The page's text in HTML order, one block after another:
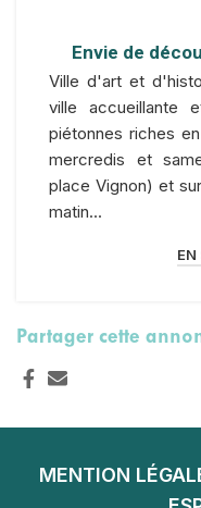
Envie de
Ville d'art et
ville accueillante
piétonnes riches
mercredis et
place Vignon) et
matin...
EN
Partager cette
MENTION